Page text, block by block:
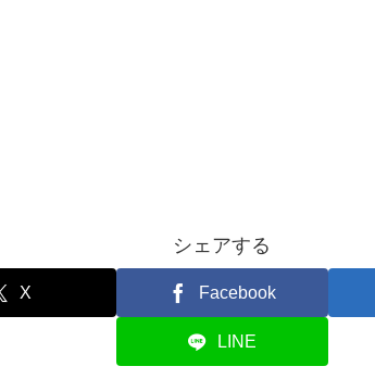
シェアする
X Facebook
LINE